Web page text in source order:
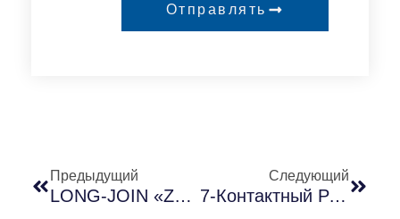
Отправлять
Предыдущий
LONG-JOIN «Zhaga» Выпуск Продукта Zhaga Socket
Следующий
7-Контактный Разъем Фотоэлемента NEMA